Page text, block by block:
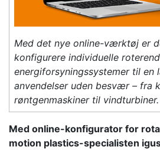
Med det nye online-værktøj er
konfigurere individuelle
energiforsyningssystemer til en
anvendelser uden besvær – fra
røntgenmaskiner til
Med online-konfigurator for
motion plastics-specialisten